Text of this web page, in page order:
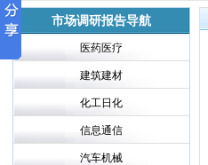
市场调研报告导航
医药医疗
建筑建材
化工日化
信息通信
汽车机械